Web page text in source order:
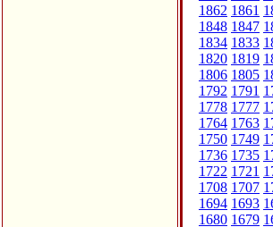
1862 1861
1848 1847
1834 1833
1820 1819
1806 1805
1792 1791
1778 1777
1764 1763
1750 1749
1736 1735
1722 1721
1708 1707
1694 1693
1680 1679